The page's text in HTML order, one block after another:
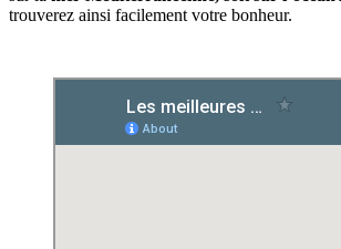
trouverez ainsi facilement votre bonheur.